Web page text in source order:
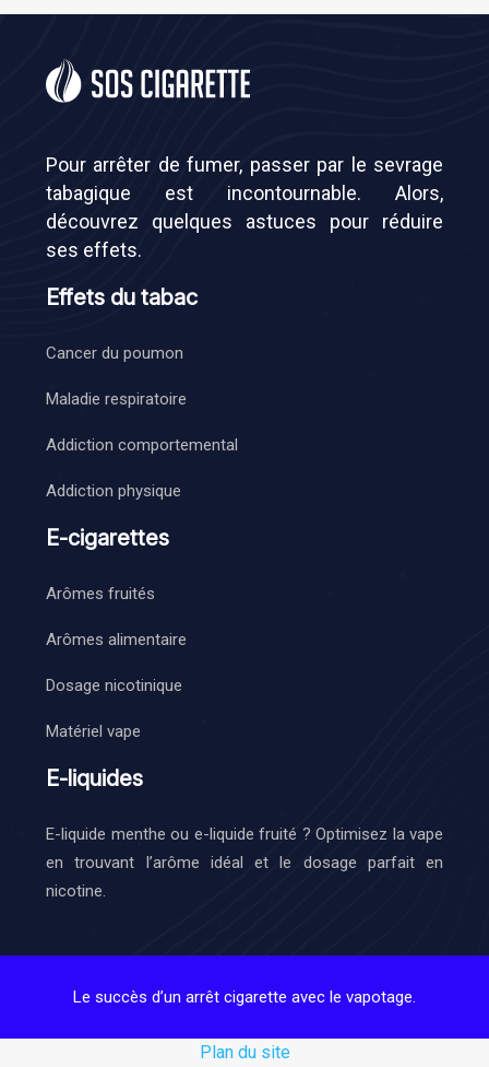
Pour arrêter de fumer, passer par le sevrage
tabagique est incontournable. Alors,
découvrez quelques astuces pour réduire
ses effets.
Effets du tabac
Cancer du poumon
Maladie respiratoire
Addiction comportemental
Addiction physique
E-cigarettes
Arômes fruités
Arômes alimentaire
Dosage nicotinique
Matériel vape
E-liquides
E-liquide menthe ou e-liquide fruité ? Optimisez la vape
en trouvant l’arôme idéal et le dosage parfait en
nicotine.
Le succès d’un arrêt cigarette avec le vapotage.
Plan du site